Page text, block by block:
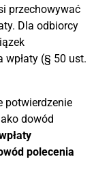
przechowywać
Dla odbiorcy
(§ 50 ust.
potwierdzenie
dowód
polecenia